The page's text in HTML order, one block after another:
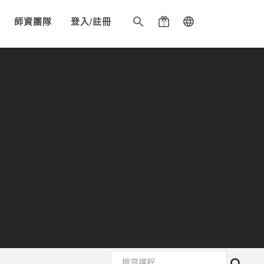
師資團隊 登入/註冊